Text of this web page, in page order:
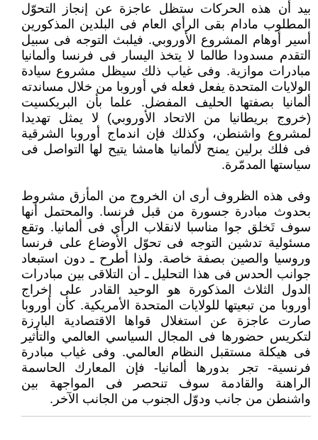
بيد أن هذه الحركات ستظل عاجزة عن إنجاز التحوّل
المطلوب مادام بقى الرأي العام فى البلدين المذكورين
أسير أوهام المشروع الأوروبي. فيلبث التوجه فى سبيل
التقدم مسدودا طالما لا يتخذ اليسار فى فرنسا وألمانيا
مبادرات موازية. وفى غياب ذلك سيظل مشروع سيادة
الولايات المتحدة يفعل فعله في أوروبا من خلال مساندته
ألمانيا بصفتها الحليف المفضل. علما بأن البريكسيت
(خروج بريطانيا من الاتحاد الأوروبي) لا يمثل تهديدا
لمشروع واشنطن، وكذلك فإن اندماج أوروبا الشرقية
فى فلك برلين يمنح لألمانيا هامشا يتيح لها التواصل فى
سياستها المدمّرة.
وفى هذه الظروف أرى ان الخروج من المأزق مشروط
بحدوث مبادرة جسورة من قبل فرنسا. والمحتمل أنها
سوف تَخلق جوا مناسبا لانقلاب الرأي فى ألمانيا. وتقع
مسئولية تدشين التوجه فى تحوّل الأوضاع على فرنسا
وروسيا والصين بصفة خاصة. ولذا أطرح ـ دون استبعاد
جوانب الحدس فى هذا التحليل ـ أن التلاقى بين مبادرات
الدول الثلاث المذكورة هو الوحيد القادر على إخراج
أوروبا من تبعيتها للولايات المتحدة الأمريكية. كأن أوروبا
صارت عاجزة عن استغلال قواها الاقتصادية البارزة
لتكريس حضورها فى المجال السياسي العالمي والتأثير
فى هيكلة مستقبل النظام العالمي. وفى غياب مبادرة
فرنسية- تجر بدورها ألمانيا- فإن المعارك الحاسمة
الراهنة والقادمة سوف تنحصر فى المواجهة بين
واشنطن من جانب ودوّل الجنوب من الجانب الآخر.